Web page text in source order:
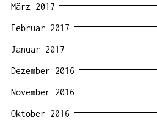
März 2017
Februar 2017
Januar 2017
Dezember 2016
November 2016
Oktober 2016